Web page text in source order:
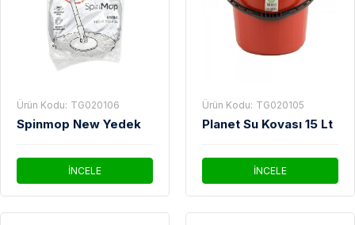
Ürün Kodu: TG020106
Spinmop New Yedek
İNCELE
Ürün Kodu: TG020105
Planet Su Kovası 15 Lt
İNCELE